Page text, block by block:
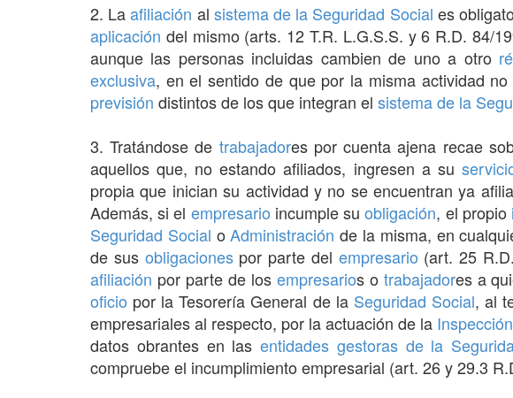
2. Laafiliación al sistema de la Seguridad Social es
aplicación del mismo (arts. 12 T.R. L.G.S.S. y 6 R.D. 84/
aunque las personas incluidas cambien de uno a otro
exclusiva, en el sentido de que por la misma actividad no
previsión distintos de los que integran el sistema de la
3. Tratándose de trabajadores por cuenta ajena recae
aquellos que, no estando afiliados, ingresen a su
propia que inician su actividad y no se encuentran ya
Además, si el empresario incumple suobligación, el propio
Seguridad Social oAdministración de la misma, en
de sus obligacionespor parte del empresario (art. 25
afiliación por parte de los empresarios o trabajadores a
oficio por la Tesorería General de la Seguridad Social, al
empresariales al respecto, por la actuación de la
datos obrantes en las entidades gestoras de la
compruebe el incumplimiento empresarial (art. 26 y 29.3